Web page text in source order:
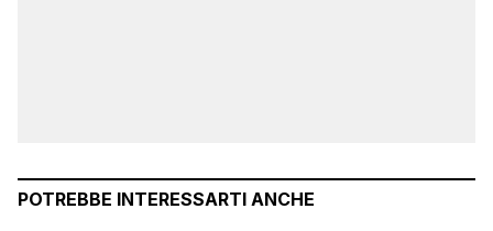
POTREBBE INTERESSARTI ANCHE